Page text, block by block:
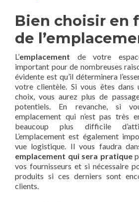
Bien choisir en
de
L’emplacement de votre
important pour de nombreuses
évidente est qu’il déterminera
votre clientèle. Si vous êtes dans
choix, vous aurez plus de
potentiels. En revanche, si
emplacement qui n’est pas très
beaucoup plus difficile
L’emplacement est également
vue logistique. Il vous faudra
emplacement qui sera pratique
vos fournisseurs et si nécessaire
produits si ces derniers sont
clients.